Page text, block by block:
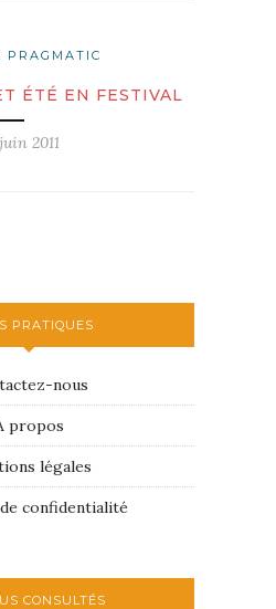
PRAGMATIC
ÉTÉ EN FESTIVAL
2011
PRATIQUES
nous
propos
légales
confidentialité
CONSULTÉS